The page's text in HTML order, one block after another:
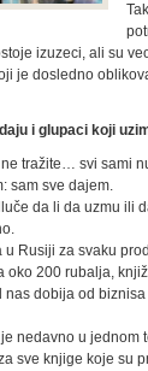
izuzeci, ali su
je dosledno
i glupaci koji
tražite… svi sami
sam sve dajem.
da li da uzmu ili
u Rusiji za svaku
oko 200 rubalja,
nas dobija od
nedavno u jednom
sve knjige koje su